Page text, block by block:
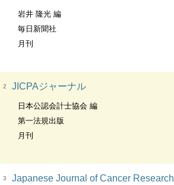
岩井 隆光 編
毎日新聞社
月刊
2 JICPAジャーナル
日本公認会計士協会 編
第一法規出版
月刊
3 Japanese Journal of Cancer Research